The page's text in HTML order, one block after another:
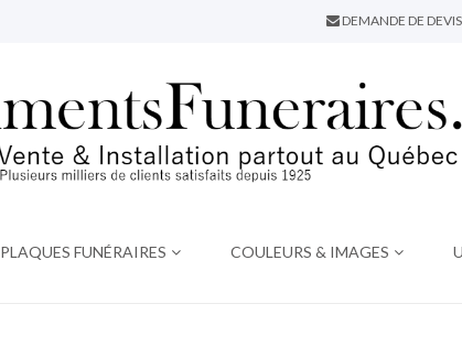
DEMANDE DE DEVIS
PLAQUES FUNÉRAIRES COULEURS & IMAGES